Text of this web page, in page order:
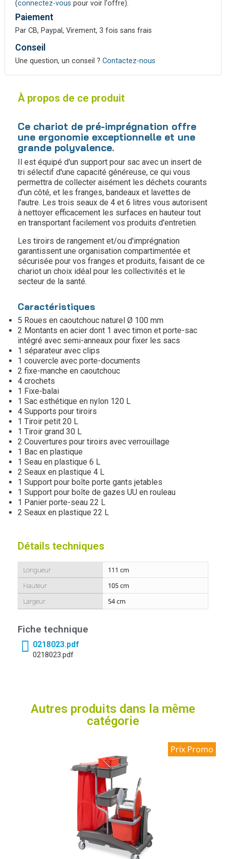
(connectez-vous pour voir l'offre).
Paiement
Par CB, Paypal, Virement, 3 fois sans frais
Conseil
Une question, un conseil ? Contactez-nous
À propos de ce produit
Ce chariot de pré-imprégnation offre
une ergonomie exceptionnelle et une
grande polyvalence.
Il est équipé d'un support pour sac avec un insert de
tri sélectif d'une capacité généreuse, ce qui vous
permettra de collecter aisément les déchets courants
d'un côté, et les franges, bandeaux et lavettes de
l'autre. Les trois seaux de 4 et 6 litres vous autorisent
à nettoyer efficacement les surfaces en hauteur tout
en transportant facilement vos produits d'entretien.
Les tiroirs de rangement et/ou d'imprégnation
garantissent une organisation compartimentée et
sécurisée pour vos franges et produits, faisant de ce
chariot un choix idéal pour les collectivités et le
secteur de la santé.
Caractéristiques
5 Roues en caoutchouc naturel Ø 100 mm
2 Montants en acier dont 1 avec timon et porte-sac
intégré avec semi-anneaux pour fixer les sacs
1 séparateur avec clips
1 couvercle avec porte-documents
2 fixe-manche en caoutchouc
4 crochets
1 Fixe-balai
1 Sac esthétique en nylon 120 L
4 Supports pour tiroirs
1 Tiroir petit 20 L
1 Tiroir grand 30 L
2 Couvertures pour tiroirs avec verrouillage
1 Bac en plastique
1 Seau en plastique 6 L
2 Seaux en plastique 4 L
1 Support pour boîte porte gants jetables
1 Support pour boîte de gazes UU en rouleau
1 Panier porte-seau 22 L
2 Seaux en plastique 22 L
Détails techniques
Longueur
111 cm
Hauteur
105 cm
Largeur
54 cm
Fiche technique
0218023.pdf
0218023.pdf
Autres produits dans la même
catégorie
Prix Promo